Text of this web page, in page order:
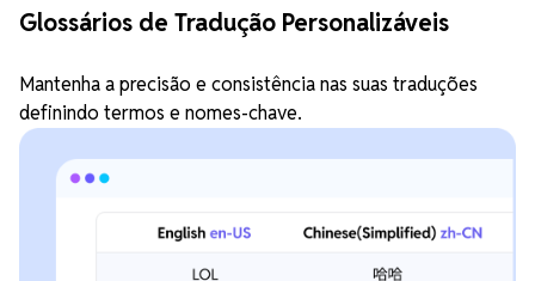
Glossários de Tradução Personalizáveis
Mantenha a precisão e consistência nas suas traduções
definindo termos e nomes-chave.